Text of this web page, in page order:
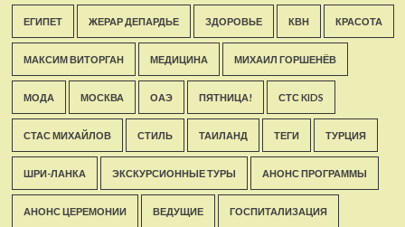
ЕГИПЕТ ЖЕРАР ДЕПАРДЬЕ ЗДОРОВЬЕ КВН КРАСОТА
МАКСИМ ВИТОРГАН МЕДИЦИНА МИХАИЛ ГОРШЕНЁВ
МОДА МОСКВА ОАЭ ПЯТНИЦА! СТС KIDS
СТАС МИХАЙЛОВ СТИЛЬ ТАИЛАНД ТЕГИ ТУРЦИЯ
ШРИ-ЛАНКА ЭКСКУРСИОННЫЕ ТУРЫ АНОНС ПРОГРАММЫ
АНОНС ЦЕРЕМОНИИ ВЕДУЩИЕ ГОСПИТАЛИЗАЦИЯ